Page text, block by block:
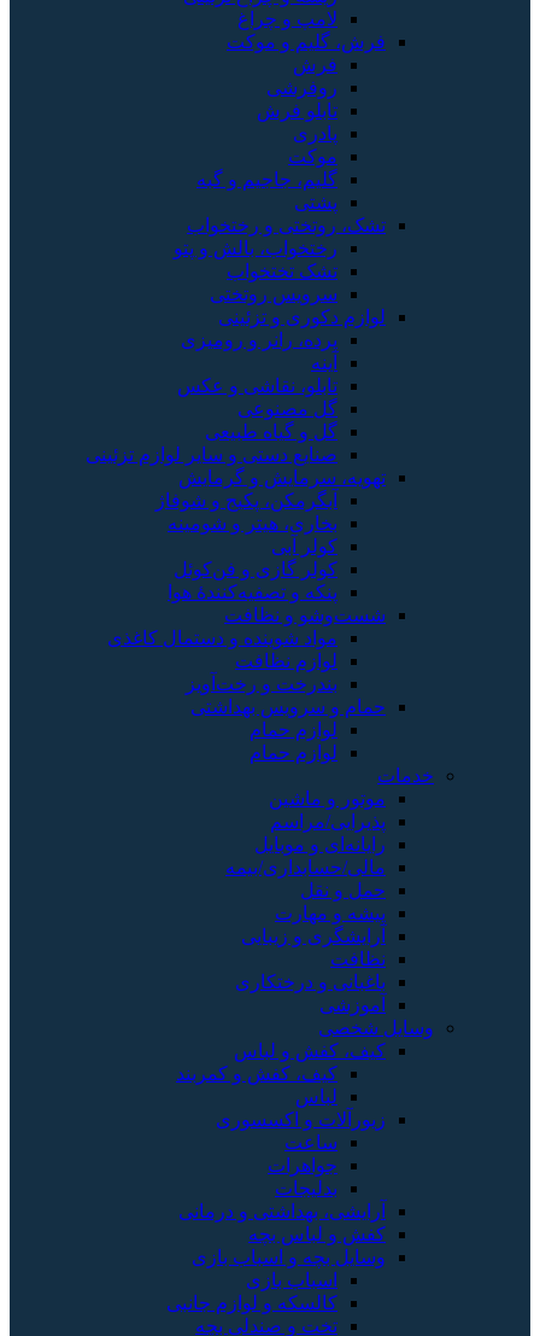
لامپ و چراغ
فرش، گلیم و موکت
فرش
روفرشی
تابلو فرش
پادری
موکت
گلیم، جاجیم و گبه
پشتی
تشک، روتختی و رختخواب
رختخواب، بالش و پتو
تشک تختخواب
سرویس روتختی
لوازم دکوری و تزئینی
پرده، رانر و رومیزی
آینه
تابلو، نقاشی و عکس
گل مصنوعی
گل و گیاه طبیعی
صنایع دستی و سایر لوازم تزئینی
تهویه، سرمایش و گرمایش
آبگرمکن، پکیج و شوفاژ
بخاری، هیتر و شومینه
کولر آبی
کولر گازی و فن‌کوئل
پنکه و تصفیه‌کنندهٔ هوا
شست‌وشو و نظافت
مواد شوینده و دستمال کاغذی
لوازم نظافت
بندرخت و رخت‌آویز
حمام و سرویس بهداشتی
لوازم حمام
لوازم حمام
خدمات
موتور و ماشین
پذیرایی/مراسم
رایانه‌ای و موبایل
مالی/حسابداری/بیمه
حمل و نقل
پیشه و مهارت
آرایشگری و زیبایی
نظافت
باغبانی و درختکاری
آموزشی
وسایل شخصی
کیف، کفش و لباس
کیف، کفش و کمربند
لباس
زیورآلات و اکسسوری
ساعت
جواهرات
بدلیجات
آرایشی، بهداشتی و درمانی
کفش و لباس بچه
وسایل بچه و اسباب بازی
اسباب بازی
کالسکه و لوازم جانبی
تخت و صندلی بچه